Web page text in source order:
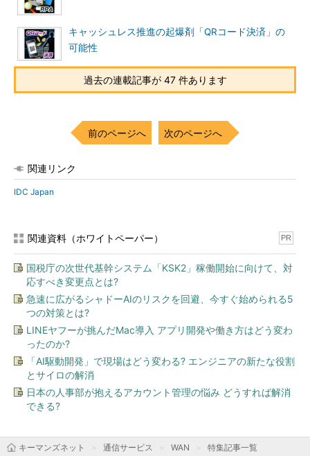
キャッシュレス推進の起爆剤「QRコード決済」の
可能性
過去の連載記事が 47 件あります
前のページへ 次のページへ
関連リンク
IDC Japan
関連資料（ホワイトペーパー） PR
国税庁の次世代基幹システム「KSK2」稼働開始に向けて、対
応すべき変更点とは?
急速に広がるシャドーAIのリスクを回避、今すぐ始められる5
つの対策とは?
LINEヤフーが挑んだMac導入 アプリ開発や働き方はどう変わ
ったのか?
「AI駆動開発」で現場はどう変わる? エンジニアの新たな役割
とサイロの解消
日本の人事部が抱えるアカウント管理の悩み どうすれば解消
できる?
キーマンズネット 通信サービス WAN 特集記事一覧